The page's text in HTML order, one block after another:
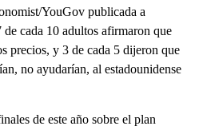
YouGov publicada a
de cada 10 adultos afirmaron que
precios, y 3 de cada 5 dijeron que
no ayudarían, al estadounidense
de este año sobre el plan